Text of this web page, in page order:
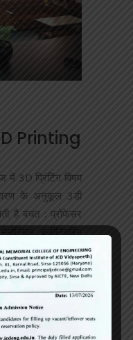
Printing
में 3D प्रिंटिंग विषय
के अनुकूल 3डी
है बचत : प्रोफेसर
इंजीनियरिंग
से 3D प्रिंटिंग